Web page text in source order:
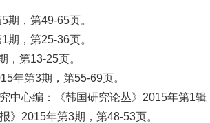
，第49-65页。
，第25-36页。
，第13-25页。
年第3期，第55-69页。
心编：《韩国研究论丛》2015年第1辑
》2015年第3期，第48-53页。